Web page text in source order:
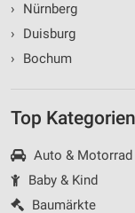
›
Nürnberg
›
Duisburg
›
Bochum
Top Kategorien
Auto & Motorrad
Baby & Kind
Baumärkte